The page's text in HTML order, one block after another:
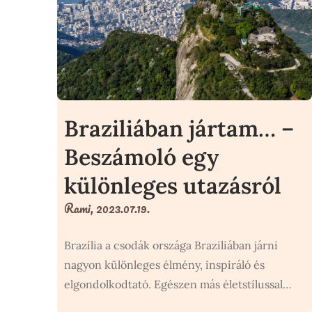
Braziliában jártam… –
Beszámoló egy
különleges utazásról
Rami, 2023.07.19.
Brazília a csodák országa Braziliában járni
nagyon különleges élmény, inspiráló és
elgondolkodtató. Egészen más életstílussal…